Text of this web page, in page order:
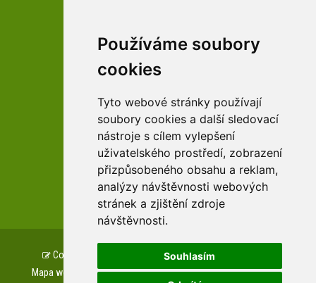
Používáme soubory
cookies
Tyto webové stránky používají
soubory cookies a další sledovací
nástroje s cílem vylepšení
uživatelského prostředí, zobrazení
přizpůsobeného obsahu a reklam,
analýzy návštěvnosti webových
stránek a zjištění zdroje
návštěvnosti.
Souhlasím
facebookové profily domova a arboreta
Youtube profily domova a arboreta
zařízení Pardubického kraje
Copyright © www.csszampach.cz, created by
Mapa webu
Prohlášení o přístupnosti GDPR Cookies